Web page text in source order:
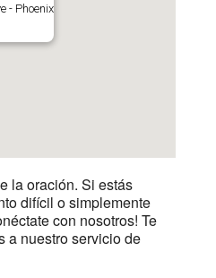
- Phoenix
la oración. Si estás
difícil o simplemente
con nosotros! Te
a nuestro servicio de